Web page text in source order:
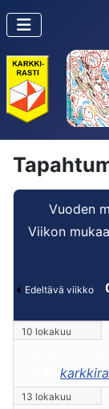
Vuoden
Viikon
Edeltävä viikko
10 lokakuu
13 lokakuu